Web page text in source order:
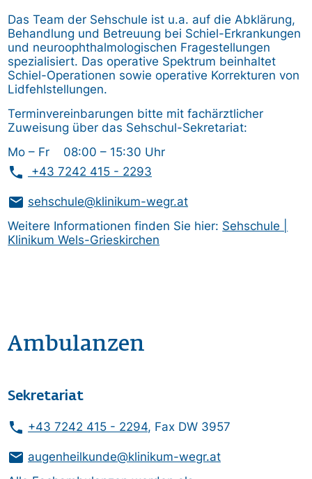
Das Team der Sehschule ist u.a. auf die Abklärung,
Behandlung und Betreuung bei Schiel-Erkrankungen
und neuroophthalmologischen Fragestellungen
spezialisiert. Das operative Spektrum beinhaltet
Schiel-Operationen sowie operative Korrekturen von
Lidfehlstellungen.
Terminvereinbarungen bitte mit fachärztlicher
Zuweisung über das Sehschul-Sekretariat:
Mo – Fr 08:00 – 15:30 Uhr
phone +43 7242 415 - 2293
mail sehschule@klinikum-wegr.at
Weitere Informationen finden Sie hier: Sehschule |
Klinikum Wels-Grieskirchen
Ambulanzen
Sekretariat
phone +43 7242 415 - 2294, Fax DW 3957
mail augenheilkunde@klinikum-wegr.at